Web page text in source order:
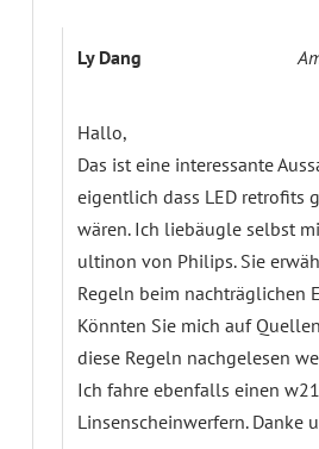
Ly Dang
Hallo,
Das ist eine interessante
eigentlich dass LED retrofits
wären. Ich liebäugle selbst
ultinon von Philips. Sie
Regeln beim nachträglichen
Könnten Sie mich auf
diese Regeln nachgelesen
Ich fahre ebenfalls einen
Linsenscheinwerfern. Danke